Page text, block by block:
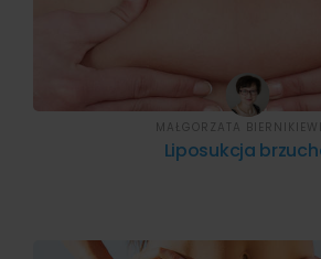
Liposukcja
MAŁGORZATA